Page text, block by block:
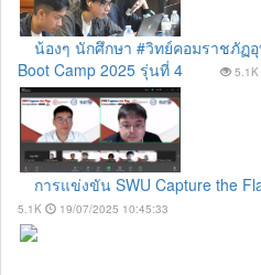
น้องๆ นักศึกษา #วิทย์คอมราชภัฏอุ
Boot Camp 2025 รุ่นที่ 4
5.1K
การแข่งขัน SWU Capture the
5.1K 19/07/2025 10:45:33